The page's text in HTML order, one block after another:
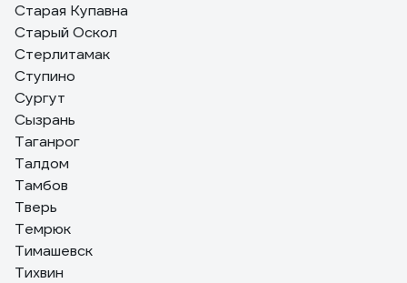
Старая Купавна
Старый Оскол
Стерлитамак
Ступино
Сургут
Сызрань
Таганрог
Талдом
Тамбов
Тверь
Темрюк
Тимашевск
Тихвин